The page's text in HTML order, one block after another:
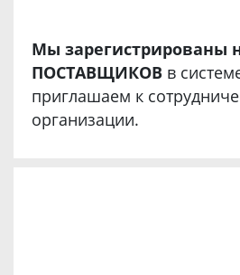
Мы зарегистрированы
ПОСТАВЩИКОВ в
приглашаем к
организации.